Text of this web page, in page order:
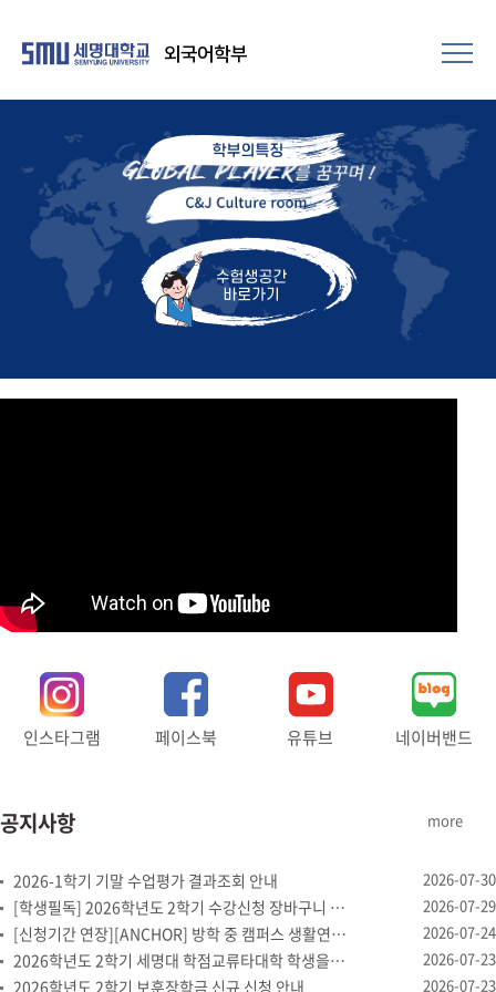
외국어학부
인스타그램 페이스북 유튜브 네이버밴드
공지사항
2026-1학기 기말 수업평가 결과조회 안내 2026-07-30
[학생필독] 2026학년도 2학기 수강신청 장바구니 제도 안내 2026-07-29
[신청기간 연장][ANCHOR] 방학 중 캠퍼스 생활연구소 '여... 2026-07-24
2026학년도 2학기 세명대 학점교류타대학 학생을 위한 개설강좌... 2026-07-23
2026학년도 2학기 보훈장학금 신규 신청 안내 2026-07-23
more